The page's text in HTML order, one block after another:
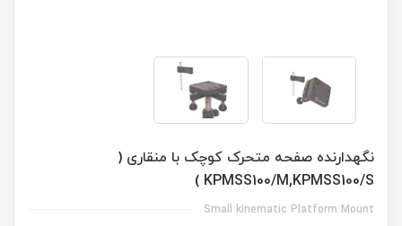
نگهدارنده صفحه متحرک کوچک با منقاری (
KPMSS100/M,KPMSS100/S )
Small kinematic Platform Mount